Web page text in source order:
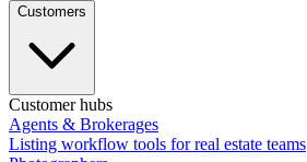
Customers
Customer hubs
Agents & Brokerages
Listing workflow tools for real estate teams